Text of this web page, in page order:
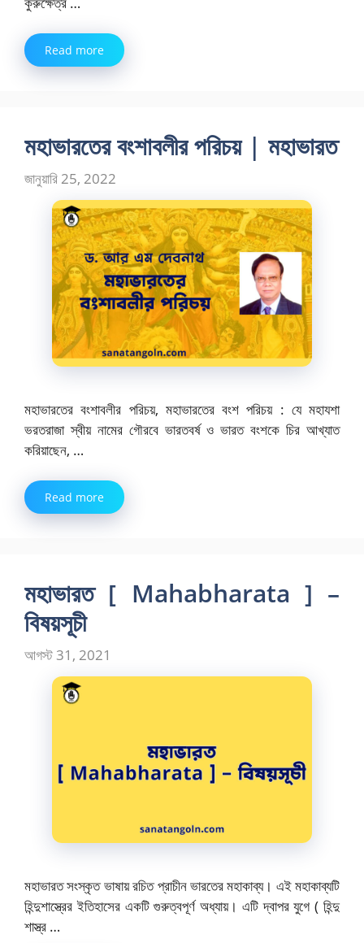
Read more
মহাভারতের বংশাবলীর পরিচয় | মহাভারত
জানুয়ারি 25, 2022
মহাভারতের বংশাবলীর পরিচয়, মহাভারতের বংশ পরিচয় : যে মহাযশা
ভরতরাজা স্বীয় নামের গৌরবে ভারতবর্ষ ও ভারত বংশকে চির আখ্যাত
করিয়াছেন, …
Read more
মহাভারত [ Mahabharata ] –
বিষয়সূচী
আগস্ট 31, 2021
মহাভারত সংস্কৃত ভাষায় রচিত প্রাচীন ভারতের মহাকাব্য। এই মহাকাব্যটি
হিন্দুশাস্ত্রের ইতিহাসের একটি গুরুত্বপূর্ণ অধ্যায়। এটি দ্বাপর যুগে ( হিন্দু
শাস্ত্র …